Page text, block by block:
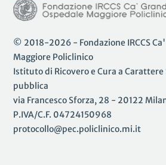
© 2018-2026 - Fondazione IRCCS
Maggiore Policlinico
Istituto di Ricovero e Cura a
pubblica
via Francesco Sforza, 28 - 20122
P.IVA/C.F. 04724150968
protocollo@pec.policlinico.mi.it